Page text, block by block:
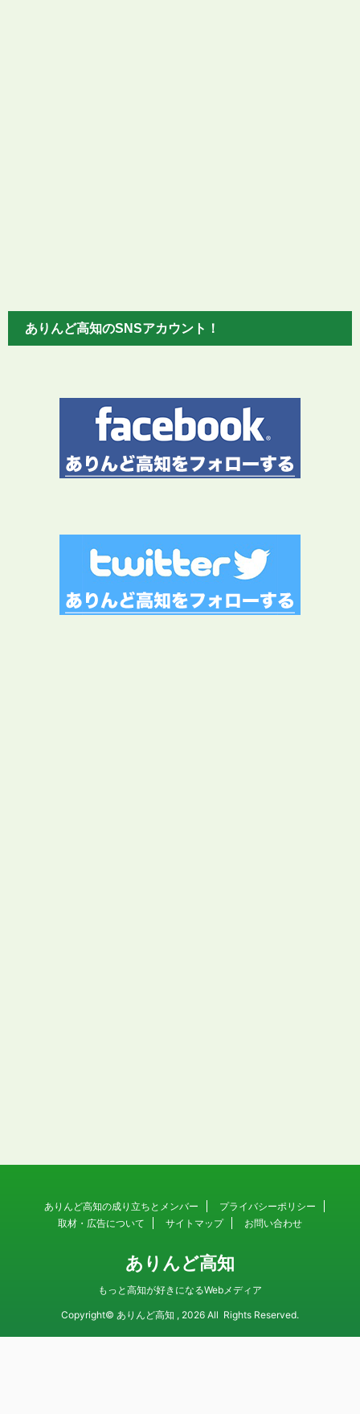
ありんど高知のSNSアカウント！
ありんど高知の成り立ちとメンバー
プライバシーポリシー
取材・広告について
サイトマップ お問い合わせ
ありんど高知
もっと高知が好きになるWebメディア
Copyright© ありんど高知 , 2026 All Rights Reserved.